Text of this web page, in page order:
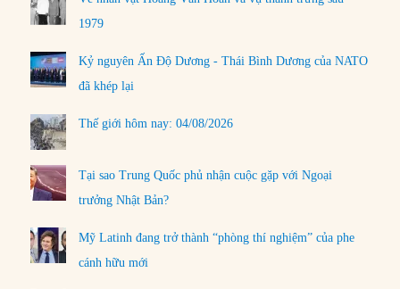
1979
Kỷ nguyên Ấn Độ Dương - Thái Bình Dương của NATO
đã khép lại
Thế giới hôm nay: 04/08/2026
Tại sao Trung Quốc phủ nhận cuộc gặp với Ngoại
trưởng Nhật Bản?
Mỹ Latinh đang trở thành “phòng thí nghiệm” của phe
cánh hữu mới